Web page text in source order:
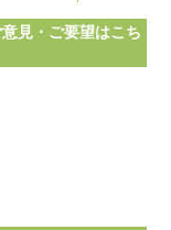
見・ご要望はこち